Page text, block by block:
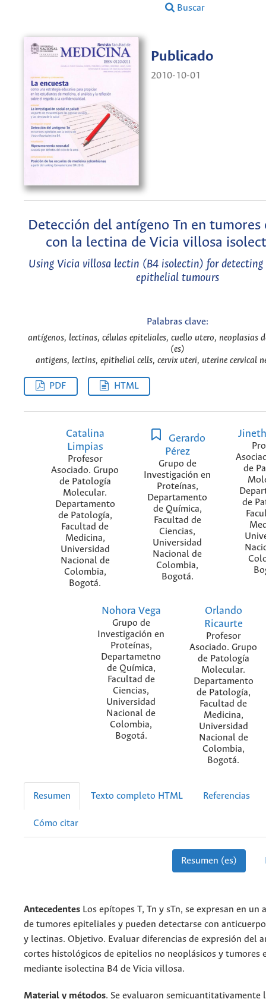
Buscar
Publicado
2010-10-01
Detección del antígeno Tn en
con la lectina de Vicia villosa
Using Vicia villosa lectin (B4 isolectin) for
epithelial tumours
Palabras clave:
antígenos, lectinas, células epiteliales, cuello utero, neoplasias
(es)
antigens, lectins, epithelial cells, cervix uteri, uterine cervical
PDF HTML
Catalina
Limpias
Profesor
Asociado. Grupo
de Patología
Molecular.
Departamento
de Patología,
Facultad de
Medicina,
Universidad
Nacional de
Colombia,
Bogotá.
Gerardo
Pérez
Grupo de
Investigación en
Proteínas,
Departamento
de Química,
Facultad de
Ciencias,
Universidad
Nacional de
Colombia,
Bogotá.
de
de
Nohora Vega
Grupo de
Investigación en
Proteínas,
Departametno
de Química,
Facultad de
Ciencias,
Universidad
Nacional de
Colombia,
Bogotá.
Orlando
Ricaurte
Profesor
Asociado. Grupo
de Patología
Molecular.
Departamento
de Patología,
Facultad de
Medicina,
Universidad
Nacional de
Colombia,
Bogotá.
Resumen Texto completo HTML Referencias
Cómo citar
Resumen (es)
Antecedentes Los epítopes T, Tn y sTn, se expresan en
de tumores epiteliales y pueden detectarse con
y lectinas. Objetivo. Evaluar diferencias de expresión del
cortes histológicos de epitelios no neoplásicos y tumores
mediante isolectina B4 de Vicia villosa.
Material y métodos. Se evaluaron semicuantitativamente